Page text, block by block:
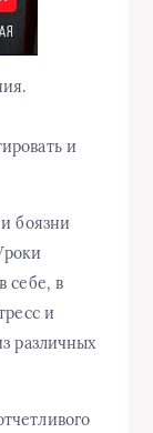
и
боязни
себе, в
и
различных